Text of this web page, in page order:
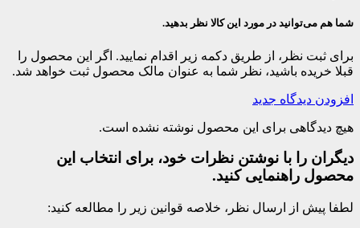
شما هم می‌توانید در مورد این کالا نظر بدهید.
برای ثبت نظر، از طریق دکمه زیر اقدام نمایید. اگر این محصول را
قبلا خریده باشید، نظر شما به عنوان مالک محصول ثبت خواهد شد.
افزودن دیدگاه جدید
هیچ دیدگاهی برای این محصول نوشته نشده است.
دیگران را با نوشتن نظرات خود، برای انتخاب این
محصول راهنمایی کنید.
لطفا پیش از ارسال نظر، خلاصه قوانین زیر را مطالعه کنید: